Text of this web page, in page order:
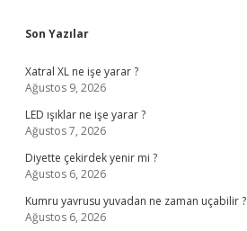
Sidebar
Son Yazılar
Xatral XL ne işe yarar ?
Ağustos 9, 2026
LED ışıklar ne işe yarar ?
Ağustos 7, 2026
Diyette çekirdek yenir mi ?
Ağustos 6, 2026
Kumru yavrusu yuvadan ne zaman uçabilir ?
Ağustos 6, 2026